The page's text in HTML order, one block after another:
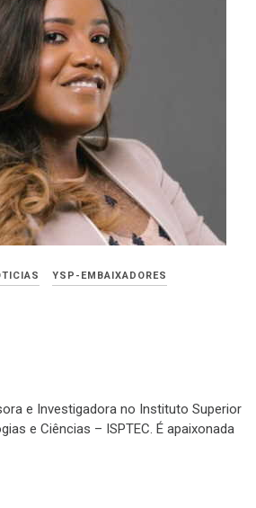
YSP-EMBAIXADORES
e Investigadora no Instituto Superior
e Ciências – ISPTEC. É apaixonada